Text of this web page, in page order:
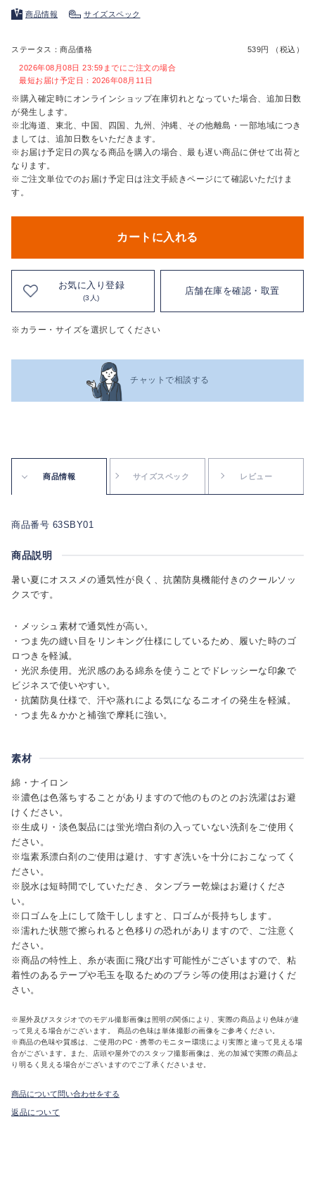
商品情報 サイズスペック
ステータス：商品価格 539円 （税込）
2026年08月08日 23:59までにご注文の場合
最短お届け予定日：2026年08月11日
※購入確定時にオンラインショップ在庫切れとなっていた場合、追加日数
が発生します。
※北海道、東北、中国、四国、九州、沖縄、その他離島・一部地域につき
ましては、追加日数をいただきます。
※お届け予定日の異なる商品を購入の場合、最も遅い商品に併せて出荷と
なります。
※ご注文単位でのお届け予定日は注文手続きページにて確認いただけま
す。
カートに入れる
お気に入り登録
(3人)
店舗在庫を確認・取置
※カラー・サイズを選択してください
チャットで相談する
商品情報 サイズスペック レビュー
商品番号 63SBY01
商品説明
暑い夏にオススメの通気性が良く、抗菌防臭機能付きのクールソッ
クスです。
・メッシュ素材で通気性が高い。
・つま先の縫い目をリンキング仕様にしているため、履いた時のゴ
ロつきを軽減。
・光沢糸使用。光沢感のある綿糸を使うことでドレッシーな印象で
ビジネスで使いやすい。
・抗菌防臭仕様で、汗や蒸れによる気になるニオイの発生を軽減。
・つま先＆かかと補強で摩耗に強い。
素材
綿・ナイロン
※濃色は色落ちすることがありますので他のものとのお洗濯はお避
けください。
※生成り・淡色製品には蛍光増白剤の入っていない洗剤をご使用く
ださい。
※塩素系漂白剤のご使用は避け、すすぎ洗いを十分におこなってく
ださい。
※脱水は短時間でしていただき、タンブラー乾燥はお避けくださ
い。
※口ゴムを上にして陰干ししますと、口ゴムが長持ちします。
※濡れた状態で擦られると色移りの恐れがありますので、ご注意く
ださい。
※商品の特性上、糸が表面に飛び出す可能性がございますので、粘
着性のあるテープや毛玉を取るためのブラシ等の使用はお避けくだ
さい。
※屋外及びスタジオでのモデル撮影画像は照明の関係により、実際の商品より色味が違
って見える場合がございます。 商品の色味は単体撮影の画像をご参考ください。
※商品の色味や質感は、ご使用のPC・携帯のモニター環境により実際と違って見える場
合がございます。また、店頭や屋外でのスタッフ撮影画像は、光の加減で実際の商品よ
り明るく見える場合がございますのでご了承くださいませ。
商品について問い合わせをする
返品について